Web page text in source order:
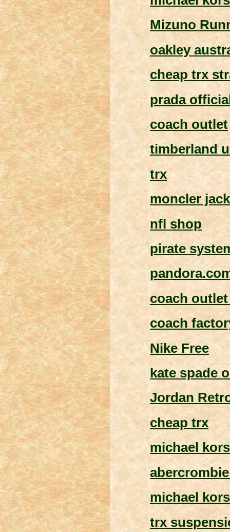
Mizuno
oakley
cheap trx
prada
coach outlet
timberland
trx
moncler
nfl shop
pirate
coach
coach
Nike Free
kate spade
Jordan
cheap trx
michael
michael
trx